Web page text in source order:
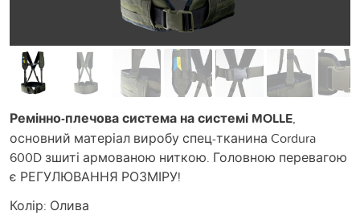
Ремінно-плечова система на системі MOLLE,
основний матеріал виробу спец-тканина Cordura
600D зшиті армованою ниткою. Головною перевагою
є РЕГУЛЮВАННЯ РОЗМІРУ!
Колір: Олива